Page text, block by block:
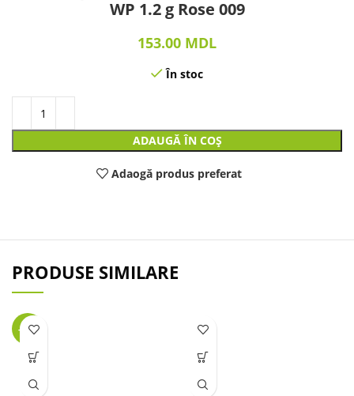
WP 1.2 g Rose 009
153.00 MDL
În stoc
ADAUGĂ ÎN COȘ
Adaogă produs preferat
PRODUSE SIMILARE
-25%